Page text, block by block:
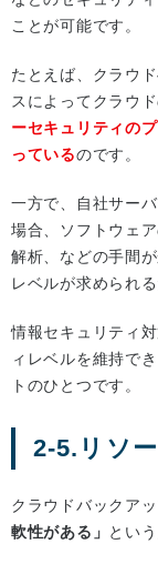
ことが可能です。
たとえば、クラウ
スによってクラウ
ーセキュリティの
っているのです。
一方で、自社サー
場合、ソフトウェ
解析、などの手間
レベルが求められ
情報セキュリティ
ィレベルを維持で
トのひとつです。
2-5.リソ
クラウドバックア
軟性がある」 とい